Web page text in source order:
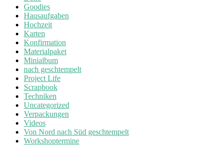
Goodies
Hausaufgaben
Hochzeit
Karten
Konfirmation
Materialpaket
Minialbum
nach geschtempelt
Project Life
Scrapbook
Techniken
Uncategorized
Verpackungen
Videos
Von Nord nach Süd geschtempelt
Workshoptermine